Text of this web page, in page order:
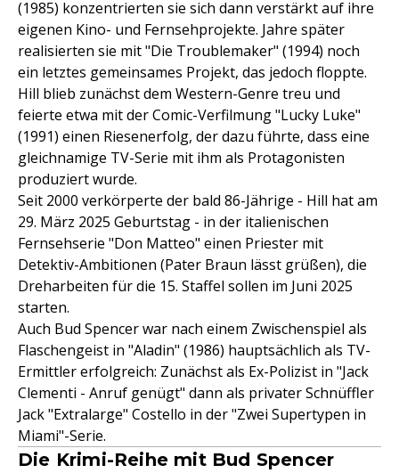
(1985) konzentrierten sie sich dann verstärkt auf ihre
eigenen Kino- und Fernsehprojekte. Jahre später
realisierten sie mit "Die Troublemaker" (1994) noch
ein letztes gemeinsames Projekt, das jedoch floppte.
Hill blieb zunächst dem Western-Genre treu und
feierte etwa mit der Comic-Verfilmung "Lucky Luke"
(1991) einen Riesenerfolg, der dazu führte, dass eine
gleichnamige TV-Serie mit ihm als Protagonisten
produziert wurde.
Seit 2000 verkörperte der bald 86-Jährige - Hill hat am
29. März 2025 Geburtstag - in der italienischen
Fernsehserie "Don Matteo" einen Priester mit
Detektiv-Ambitionen (Pater Braun lässt grüßen), die
Dreharbeiten für die 15. Staffel sollen im Juni 2025
starten.
Auch Bud Spencer war nach einem Zwischenspiel als
Flaschengeist in "Aladin" (1986) hauptsächlich als TV-
Ermittler erfolgreich: Zunächst als Ex-Polizist in "Jack
Clementi - Anruf genügt" dann als privater Schnüffler
Jack "Extralarge" Costello in der "Zwei Supertypen in
Miami"-Serie.
Die Krimi-Reihe mit Bud Spencer